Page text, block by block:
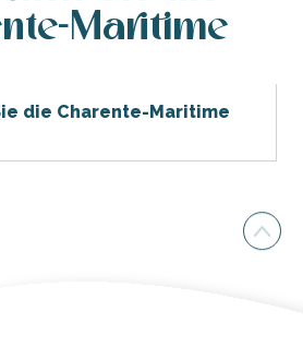
Maritime
die Charente-Maritime